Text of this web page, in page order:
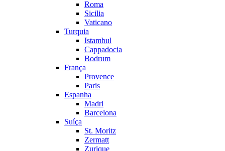
Roma
Sicilia
Vaticano
Turquia
Istambul
Cappadocia
Bodrum
França
Provence
Paris
Espanha
Madri
Barcelona
Suíça
St. Moritz
Zermatt
Zurique